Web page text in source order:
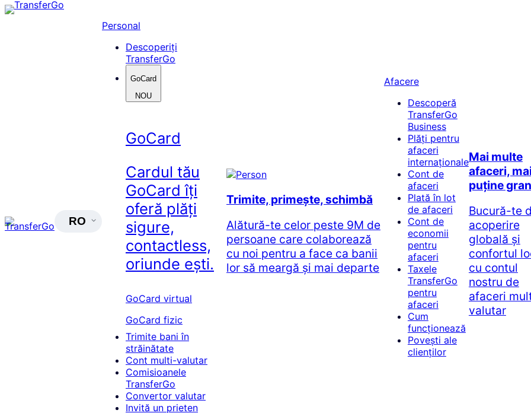
Skip
RO
Personal
Descoperiți
TransferGo
GoCard
NOU
GoCard
Cardul tău
GoCard îți
oferă plăți
sigure,
contactless,
oriunde ești.
GoCard virtual
GoCard fizic
Trimite bani în
străinătate
Cont multi-valutar
Comisioanele
TransferGo
Convertor valutar
Invită un prieten
Trimite, primește, schimbă
Alătură-te celor peste 9M de
persoane care colaborează
cu noi pentru a face ca banii
lor să meargă și mai departe
Afacere
Descoperă
TransferGo
Business
Plăți pentru
afaceri
internaționale
Cont de
afaceri
Plată în lot
de afaceri
Cont de
economii
pentru
afaceri
Taxele
TransferGo
pentru
afaceri
Cum
funcționează
Povești ale
clienților
Mai multe
afaceri,
puține
Bucură-te
acoperire
globală și
confortul
cu contul
nostru de
afaceri
valutar